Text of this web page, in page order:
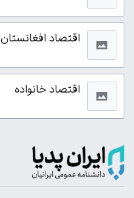
اقتصاد افغانستان
اقتصاد خانواده